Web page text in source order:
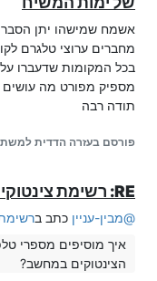
אשמח שמישהו יתן
מחברים ערוצי טלגרם
בכל המקומות שדעברו
מספיק מפורט מה עושים
תודה רבה
פורסם בעזרה הדדית
RE: רשימת צינטוקים במחשב
@מבין-עניין כתב ב
איך מוסיפים מספרי
הצינטוקים במחשב?